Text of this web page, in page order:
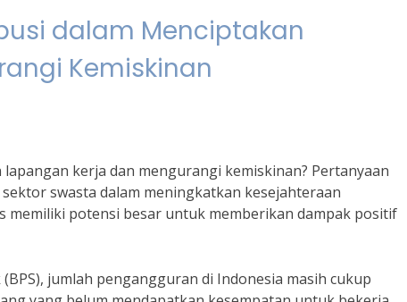
dalam Menciptakan
Kemiskinan
kerja dan mengurangi kemiskinan? Pertanyaan
swasta dalam meningkatkan kesejahteraan
memiliki potensi besar untuk memberikan dampak positif
jumlah pengangguran di Indonesia masih cukup